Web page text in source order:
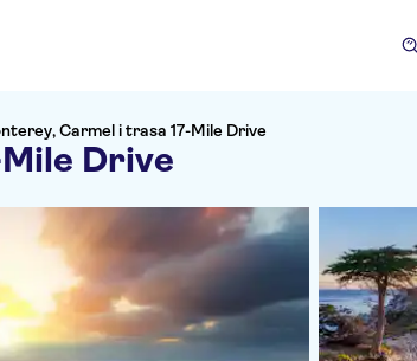
Carmel i trasa 17-Mile Drive
Drive